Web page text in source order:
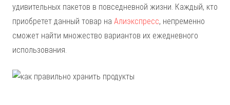
удивительных пакетов в повседневной жизни. Каждый, кто
приобретет данный товар на Алиэкспресс, непременно
сможет найти множество вариантов их ежедневного
использования.